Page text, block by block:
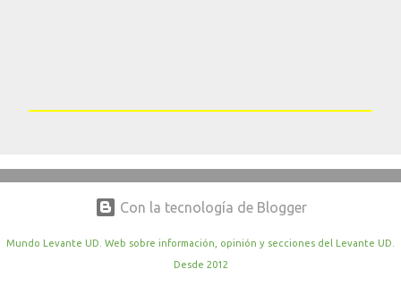
b
l
r
Con la tecnología de Blogger
Mundo Levante UD. Web sobre información, opinión y secciones del Levante UD.
Desde 2012